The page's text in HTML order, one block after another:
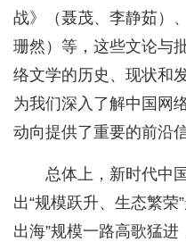
战》（聂茂、李静茹）
珊然）等，这些文论与
络文学的历史、现状和
为我们深入了解中国网
动向提供了重要的前沿
总体上，新时代中
出“规模跃升、生态繁荣
出海”规模一路高歌猛进